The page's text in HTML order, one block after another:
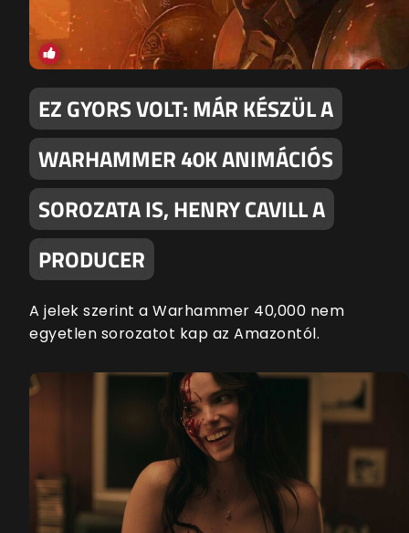
EZ GYORS VOLT: MÁR KÉSZÜL A
WARHAMMER 40K ANIMÁCIÓS
SOROZATA IS, HENRY CAVILL A
PRODUCER
A jelek szerint a Warhammer 40,000 nem
egyetlen sorozatot kap az Amazontól.